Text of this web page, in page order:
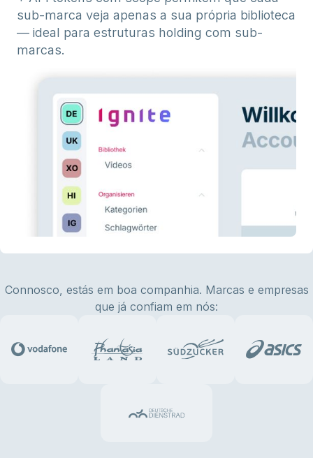
sub-marca veja apenas a sua própria biblioteca
— ideal para estruturas holding com sub-
marcas.
Connosco, estás em boa companhia. Marcas e empresas
que já confiam em nós: